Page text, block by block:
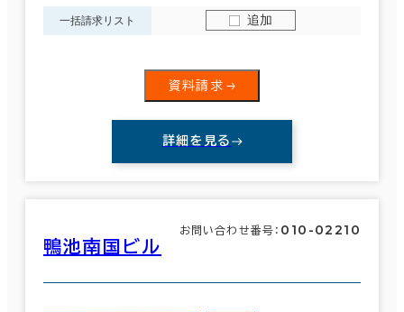
一括請求リスト 追加
資料請求
詳細を見る
鴨池南国ビル
お問い合わせ番号： 010-02210